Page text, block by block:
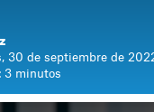
30 de septiembre de
3 minutos